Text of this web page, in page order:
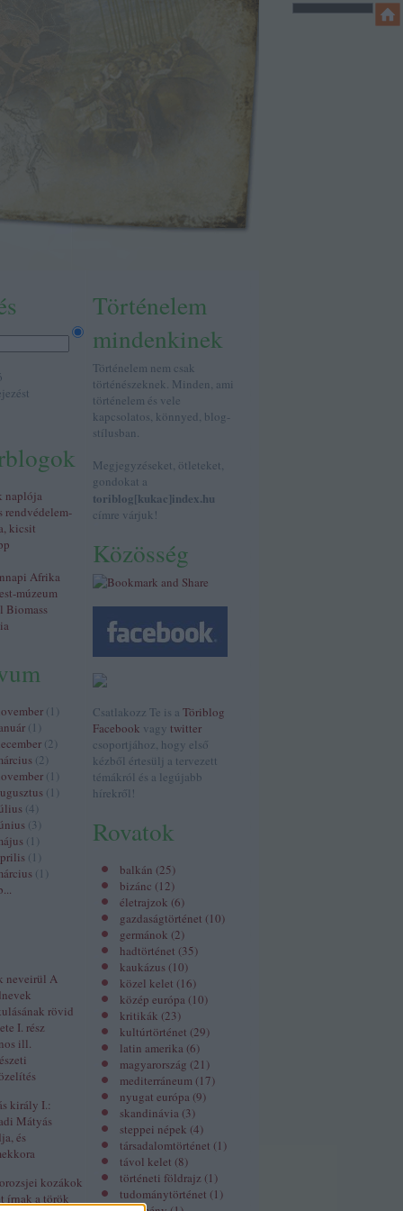
Történelem
mindenkinek
Történelem nem csak
történészeknek. Minden, ami
történelem és vele
kapcsolatos, könnyed, blog-
stílusban.
Megjegyzéseket, ötleteket,
gondokat a
toriblog[kukac]index.hu
címre várjuk!
Közösség
Csatlakozz Te is a Töriblog
Facebook vagy twitter
csoportjához, hogy első
kézből értesülj a tervezett
témákról és a legújabb
hírekről!
Rovatok
balkán (25)
bizánc (12)
életrajzok (6)
gazdaságtörténet (10)
germánok (2)
hadtörténet (35)
kaukázus (10)
közel kelet (16)
közép európa (10)
kritikák (23)
kultúrtörténet (29)
latin amerika (6)
magyarország (21 )
mediterráneum (17)
nyugat európa (9)
skandinávia (3)
steppei népek (4)
társadalomtörténet (1 )
távol kelet (8)
történeti földrajz (1 )
tudománytörténet (1 )
naplója
rendvédelem-
kicsit
Afrika
múzeum
Biomass
( 1 )
( 1 )
(2 )
(2 )
( 1 )
( 1 )
(4)
(3 )
( 1 )
( 1 )
( 1 )
...
neveirül A
rövid
I. rész
ill.
király I.:
Mátyás
és
kozákok
írnak a török